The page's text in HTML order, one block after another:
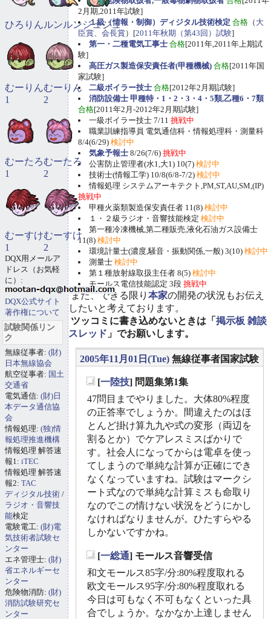
2月期,2011年試験]
１級（情報・制御）ディジタル技術検定 合格 （ 大
臣賞、会長賞）[2011年秋期（第43回）試験]
第一・二種電気工事士 合格[2011年,2011年上期試
験]
高圧ガス製造保安責任者(甲種機械) 合格[2011年国
家試験]
二級ボイラー技士 合格[2012年2月期試験]
消防設備士 甲種特・1・2・3・4・5類,乙種6・7類
合格[2011年2月-2012年2月期試験]
一級ボイラー技士 7/11 挑戦中
職業訓練指導員 電気通信科・情報処理科・測量科
8/4(6/29) 検討中
気象予報士 8/26(7/6) 挑戦中
公害防止管理者(水1,大1) 10(7) 検討中
技術士(情報工学) 10/8(6/8-7/2) 検討中
情報処理 システムアーキテクト,PM,ST,AU,SM,(IP)
挑戦中
甲種火薬類製造保安責任者 11(8) 検討中
１・２級ラジオ・音響技能検定 検討中
第一種冷凍機械,第二種販売,液化石油ガス設備士
11(8) 検討中
環境計量士(濃度,騒音・振動関係,一般) 3(10) 検討中
測量士 検討中
第１種放射線取扱主任者 8(5) 検討中
モールス電信技能認定 3段 挑戦中
また、できる限り 本家の開発の状況もお伝え
したいと考えております。
ツッコミに書き込めないときは「 掲示板 雑談
スレッド 」でお願いします。
2005年11月01日(Tue) 無線従事者国家試験
[一陸技] 問題集第1集
47問目までやりました。大体80%程度
の正答率でしょうか。間違えたのはほ
とんど掛け算九九や式の変形（両辺を
割るとか）でケアレスミスばかりで
す。社会人になってからは電卓を使っ
てしまうので単純な計算が正確にでき
なくなっていますね。試験はマークシ
ート式なので単純な計算ミスも命取り
なのでこの情けない状況をどうにかし
なければなりませんが。ひたすらやる
しかないですかね。
[一総通] モールス音響受信
和文モールス85字/分:80%程度取れる
欧文モールス95字/分:80%程度取れる
今日は可もなく不可もなくといった具
合でしょうか。なかなか上達しません
ひろりんルンルンジュジュ
むーりん
1
むーりん
2
むーたろ
1
むーたろ
2
むーすけ
1
むーすけ
2
DQX用メールア
ドレス（お気軽
に）:
DQX公式サイト
著作権について
試験関係リン
ク
無線従事者: (財)
日本無線協会
航空従事者: 国土
交通省
電気通信: (財)日
本データ通信協
会
情報処理: (独)情
報処理推進機構
情報処理 解答速
報1: iTEC
情報処理 解答速
報2: TAC
ディジタル技術 /
ラジオ・音響技
能検定
電験電工: (財)電
気技術者試験セ
ンター
エネ管理士: (財)
省エネルギーセ
ンター
危険物消防: (財)
消防試験研究セ
ンター